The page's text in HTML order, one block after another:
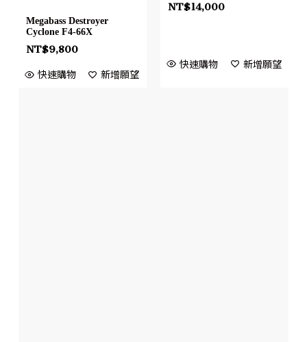
Megabass Destroyer
Cyclone F4-66X
NT$9,800
快速購物 新增願望
NT$14,000
快速購物 新增願望